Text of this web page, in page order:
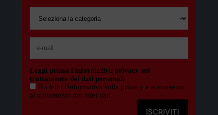
Leggi prima l'informativa privacy sul
trattamento dei dati personali
Ho letto l'informativa sulla privacy e acconsento
al trattamento dei miei dati